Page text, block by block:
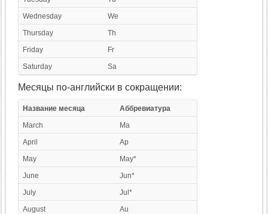
Wednesday
We
Thursday
Th
Friday
Fr
Saturday
Sa
Месяцы по-английски в сокращении:
Название месяца
Аббревиатура
March
Ma
April
Ap
May
May*
June
Jun*
July
Jul*
August
Au